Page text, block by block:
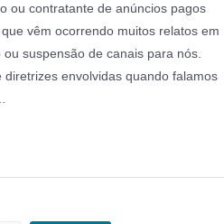
ou contratante de anúncios pagos
vêm ocorrendo muitos relatos em
suspensão de canais para nós.
diretrizes envolvidas quando falamos